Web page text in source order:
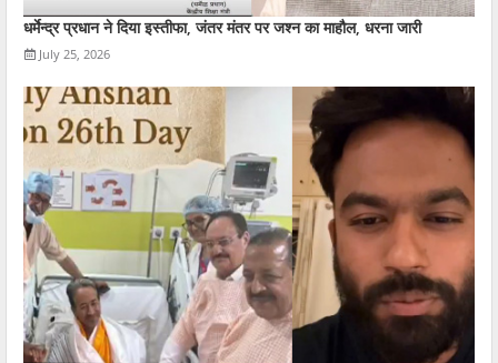
धर्मेन्द्र प्रधान ने दिया इस्तीफा, जंतर मंतर पर जश्न का माहौल, धरना जारी
July 25, 2026